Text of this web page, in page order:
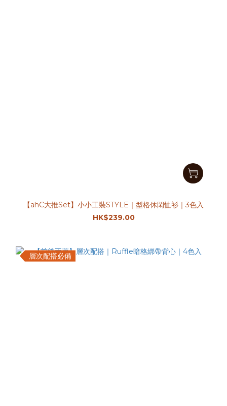
【ahC大推Set】小小工裝STYLE｜型格休閑恤衫｜3色入
HK$239.00
層次配搭必備